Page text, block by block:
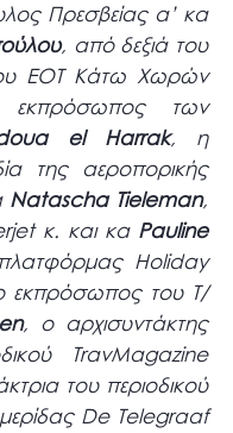
Πρεσβείας α’ κα
, από δεξιά του
ΕΟΤ Κάτω Χωρών
των
el Harrak, η
της αεροπορικής
Natascha Tieleman,
κ. και κα Pauline
Holiday
εκπρόσωπος του Τ/
, ο αρχισυντάκτης
TravMagazine
του περιοδικού
De Telegraaf